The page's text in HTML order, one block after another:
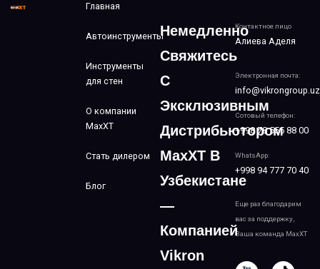
Контактное лицо
Алиева Аделя
Электронная почта:
info@vikrongroup.uz
Сотовый телефон:
+998 78 555 88 00
WhatsApp:
+998 94 777 70 40
Еще раз благодарим
вас за поддержку,
Ваша команда MaxXT
Главная
Автоинструменты
Инструменты
для стен
О компании
MaxXT
Стать дилером
Блог
Немедленно
Свяжитесь
С
Эксклюзивным
Дистрибьютором
MaxXT В
Узбекистане
—
Компанией
Vikron